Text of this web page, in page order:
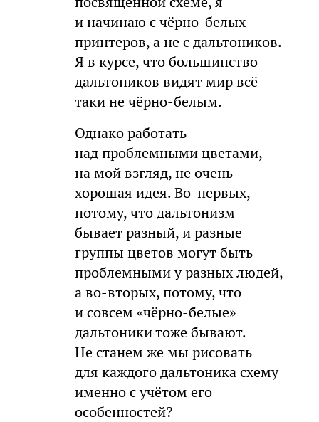
и начинаю с чёрно-белых
принтеров, а не с дальтоников.
Я в курсе, что большинство
дальтоников видят мир всё-
таки не чёрно-белым.
Однако работать
над проблемными цветами,
на мой взгляд, не очень
хорошая идея. Во-первых,
потому, что дальтонизм
бывает разный, и разные
группы цветов могут быть
проблемными у разных людей,
а во-вторых, потому, что
и совсем «чёрно-белые»
дальтоники тоже бывают.
Не станем же мы рисовать
для каждого дальтоника схему
именно с учётом его
особенностей?